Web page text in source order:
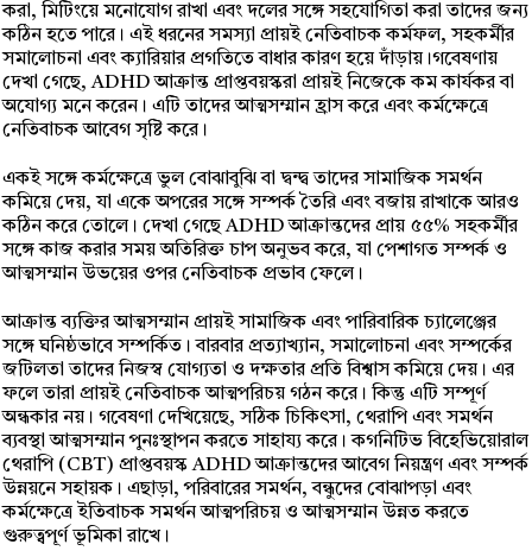
করা, মিটিংয়ে মনোযোগ রাখা এবং দলের সঙ্গে সহযোগিতা করা তাদের জন্য
কঠিন হতে পারে। এই ধরনের সমস্যা প্রায়ই নেতিবাচক কর্মফল, সহকর্মীর
সমালোচনা এবং ক্যারিয়ার প্রগতিতে বাধার কারণ হয়ে দাঁড়ায়।গবেষণায়
দেখা গেছে, ADHD আক্রান্ত প্রাপ্তবয়স্করা প্রায়ই নিজেকে কম কার্যকর বা
অযোগ্য মনে করেন। এটি তাদের আত্মসম্মান হ্রাস করে এবং কর্মক্ষেত্রে
নেতিবাচক আবেগ সৃষ্টি করে।
একই সঙ্গে কর্মক্ষেত্রে ভুল বোঝাবুঝি বা দ্বন্দ্ব তাদের সামাজিক সমর্থন
কমিয়ে দেয়, যা একে অপরের সঙ্গে সম্পর্ক তৈরি এবং বজায় রাখাকে আরও
কঠিন করে তোলে। দেখা গেছে ADHD আক্রান্তদের প্রায় ৫৫% সহকর্মীর
সঙ্গে কাজ করার সময় অতিরিক্ত চাপ অনুভব করে, যা পেশাগত সম্পর্ক ও
আত্মসম্মান উভয়ের ওপর নেতিবাচক প্রভাব ফেলে।
আক্রান্ত ব্যক্তির আত্মসম্মান প্রায়ই সামাজিক এবং পারিবারিক চ্যালেঞ্জের
সঙ্গে ঘনিষ্ঠভাবে সম্পর্কিত। বারবার প্রত্যাখ্যান, সমালোচনা এবং সম্পর্কের
জটিলতা তাদের নিজস্ব যোগ্যতা ও দক্ষতার প্রতি বিশ্বাস কমিয়ে দেয়। এর
ফলে তারা প্রায়ই নেতিবাচক আত্মপরিচয় গঠন করে। কিন্তু এটি সম্পূর্ণ
অন্ধকার নয়। গবেষণা দেখিয়েছে, সঠিক চিকিৎসা, থেরাপি এবং সমর্থন
ব্যবস্থা আত্মসম্মান পুনঃস্থাপন করতে সাহায্য করে। কগনিটিভ বিহেভিয়োরাল
থেরাপি (CBT) প্রাপ্তবয়স্ক ADHD আক্রান্তদের আবেগ নিয়ন্ত্রণ এবং সম্পর্ক
উন্নয়নে সহায়ক। এছাড়া, পরিবারের সমর্থন, বন্ধুদের বোঝাপড়া এবং
কর্মক্ষেত্রে ইতিবাচক সমর্থন আত্মপরিচয় ও আত্মসম্মান উন্নত করতে
গুরুত্বপূর্ণ ভূমিকা রাখে।